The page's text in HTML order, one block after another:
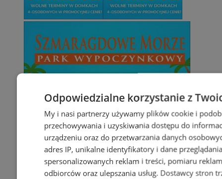
Odpowiedzialne korzystanie z
My i nasi partnerzy używamy plików cookie i
przechowywania i uzyskiwania dostępu do
urządzeniu oraz do przetwarzania danych
adres IP, unikalne identyfikatory i dane
spersonalizowanych reklam i treści, pomiaru
odbiorców oraz ulepszania usług. Dostawcy stron